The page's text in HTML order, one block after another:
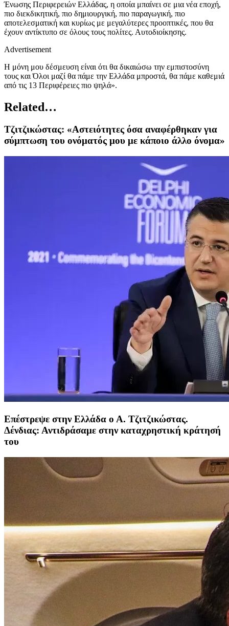
Ένωσης Περιφερειών Ελλάδας, η οποία μπαίνει σε μια νέα εποχή,
πιο διεκδικητική, πιο δημιουργική, πιο παραγωγική, πιο
αποτελεσματική και κυρίως με μεγαλύτερες προοπτικές, που θα
έχουν αντίκτυπο σε όλους τους πολίτες. Αυτοδιοίκησης.
Advertisement
Η μόνη μου δέσμευση είναι ότι θα δικαιώσω την εμπιστοσύνη
τους και Όλοι μαζί θα πάμε την Ελλάδα μπροστά, θα πάμε καθεμιά
από τις 13 Περιφέρειες πιο ψηλά».
Related…
Τζιτζικώστας: «Αστειότητες όσα αναφέρθηκαν για
σύμπτωση του ονόματός μου με κάποιο άλλο όνομα»
Επέστρεψε στην Ελλάδα ο Α. Τζιτζικώστας.
Δένδιας: Αντιδράσαμε στην καταχρηστική κράτησή
του